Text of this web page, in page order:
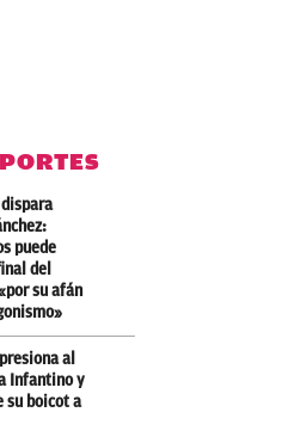
dispara
puede
del
su afán
al
Infantino y
su boicot a